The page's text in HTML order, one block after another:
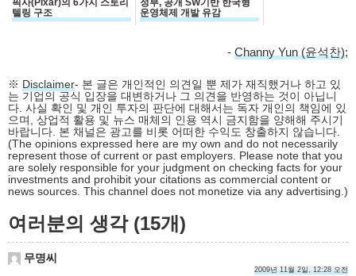
텔링 구조
운영체제 개발 유감
- Channy Yun (윤석찬);
※ Disclaimer- 본 글은 개인적인 의견일 뿐 제가 재직했거나 하고 있
는 기업의 공식 입장을 대변하거나 그 의견을 반영하는 것이 아닙니
다. 사실 확인 및 개인 투자의 판단에 대해서는 독자 개인의 책임에 있
으며, 상업적 활용 및 뉴스 매체의 인용 역시 금지함을 양해해 주시기
바랍니다. 본 채널은 광고를 비롯 어떠한 수익도 창출하지 않습니다.
(The opinions expressed here are my own and do not necessarily
represent those of current or past employers. Please note that you
are solely responsible for your judgment on checking facts for your
investments and prohibit your citations as commercial content or
news sources. This channel does not monetize via any advertising.)
여러분의 생각 (15개)
무명씨
2009년 11월 2일, 12:28 오전